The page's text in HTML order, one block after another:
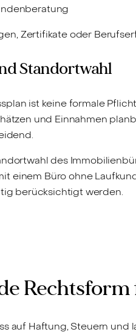
Zertifikate oder
Standortwahl
ist keine formale
und Einnahmen
des
einem Büro ohne
berücksichtigt werden.
auf Haftung, Steuern